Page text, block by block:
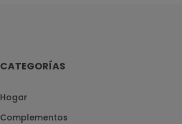
CATEGORÍAS
Hogar
Complementos